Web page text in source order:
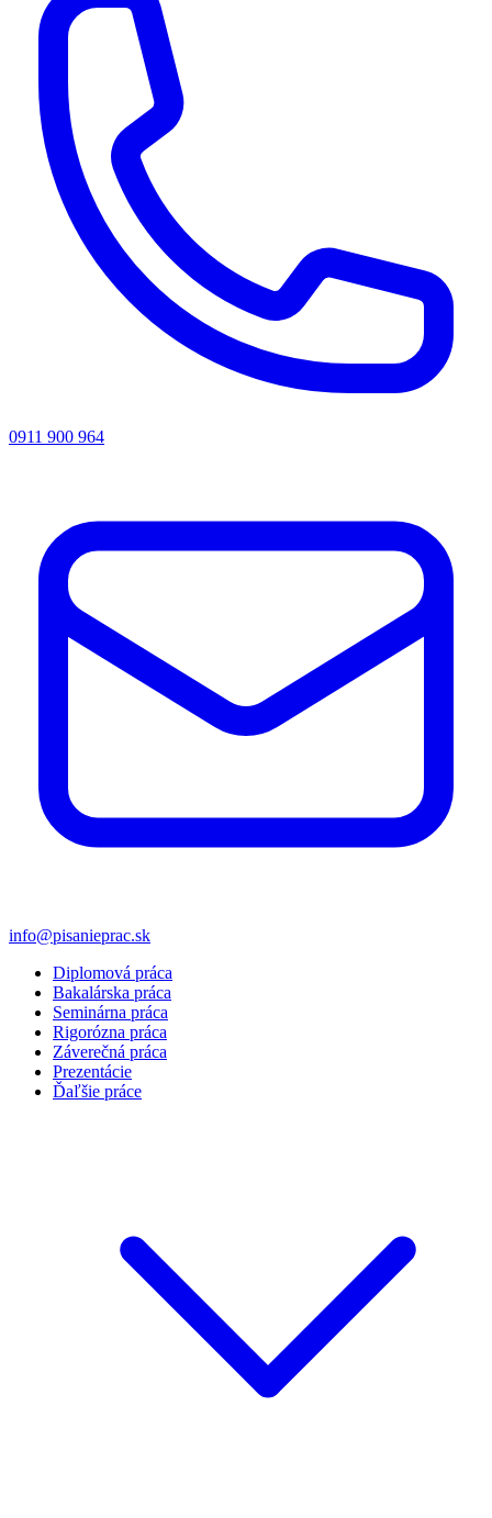
0911 900 964
info@pisanieprac.sk
Diplomová práca
Bakalárska práca
Seminárna práca
Rigorózna práca
Záverečná práca
Prezentácie
Ďaľšie práce